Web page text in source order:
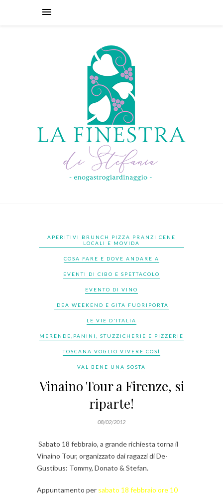
APERITIVI BRUNCH PIZZA PRANZI CENE
LOCALI E MOVIDA
COSA FARE E DOVE ANDARE A
EVENTI DI CIBO E SPETTACOLO
EVENTO DI VINO
IDEA WEEKEND E GITA FUORIPORTA
LE VIE D'ITALIA
MERENDE,PANINI, STUZZICHERIE E PIZZERIE
TOSCANA VOGLIO VIVERE COSÌ
VAL BENE UNA SOSTA
Vinaino Tour a Firenze, si
riparte!
08/02/2012
Sabato 18 febbraio, a grande richiesta torna il
Vinaino Tour, organizzato dai ragazzi di De-
Gustibus: Tommy, Donato & Stefan.
Appuntamento per sabato 18 febbraio ore 10